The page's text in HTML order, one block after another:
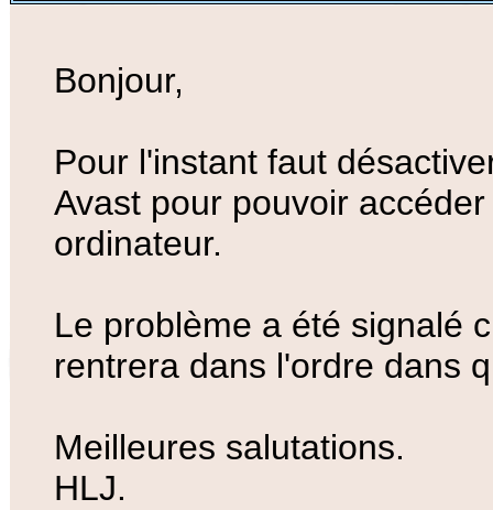
Bonjour,
Pour l'instant faut
Avast pour pouvoir
ordinateur.
Le problème a été signalé
rentrera dans l'ordre dans
Meilleures salutations.
HLJ.